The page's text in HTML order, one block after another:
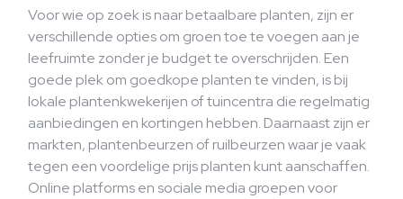
Voor wie op zoek is naar betaalbare planten, zijn er
verschillende opties om groen toe te voegen aan je
leefruimte zonder je budget te overschrijden. Een
goede plek om goedkope planten te vinden, is bij
lokale plantenkwekerijen of tuincentra die regelmatig
aanbiedingen en kortingen hebben. Daarnaast zijn er
markten, plantenbeurzen of ruilbeurzen waar je vaak
tegen een voordelige prijs planten kunt aanschaffen.
Online platforms en sociale media groepen voor